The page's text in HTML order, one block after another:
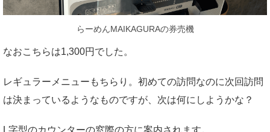
らーめんMAIKAGURAの券売機
なおこちらは1,300円でした。
レギュラーメニューもちらり。初めての訪問なのに次回訪問
は決まっているようなものですが、次は何にしようかな？
L字型のカウンターの窓際の方に案内されます。